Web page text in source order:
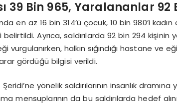
39 Bin 965, Yaralananlar 92
en az 16 bin 314’ü çocuk, 10 bin 980’i
Ayrıca, saldırılarda 92 bin 294 kişinin
halkın sığındığı hastane ve
gördüğü bilgisi verildi.
yönelik saldırılarının insanlık dramına
mensuplarının da bu saldırılarda hedef